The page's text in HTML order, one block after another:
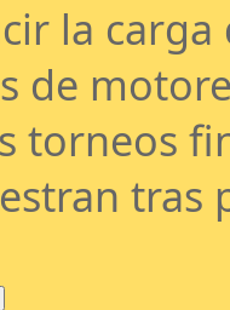
la
de
torneos
tras